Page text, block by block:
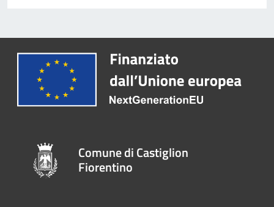
Comune di Castiglion
Fiorentino